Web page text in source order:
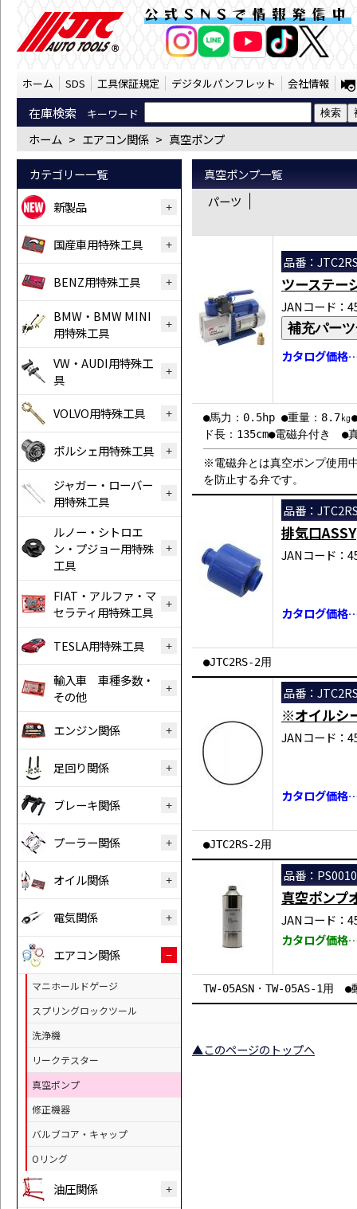
エアコン関係 真空ポンプ （SST
公式SNSで情報発信中
ホーム SDS 工具保証規定 デジタルパンフレット 会社情報
在庫検索 キーワード
ホーム > エアコン関係 > 真空ポンプ
カテゴリー一覧
新製品
国産車用特殊工具
BENZ用特殊工具
BMW・BMW MINI
用特殊工具
VW・AUDI用特殊工
具
VOLVO用特殊工具
ポルシェ用特殊工具
ジャガー・ローバー
用特殊工具
ルノー・シトロエ
ン・プジョー用特殊
工具
FIAT・アルファ・マ
セラティ用特殊工具
TESLA用特殊工具
輸入車 車種多数・
その他
エンジン関係
足回り関係
ブレーキ関係
プーラー関係
オイル関係
電気関係
エアコン関係
マニホールドゲージ
スプリングロックツール
洗浄機
リークテスター
真空ポンプ
修正機器
バルブコア・キャップ
Oリング
油圧関係
真空ポンプ一覧
パーツ
品番：
ツーステー
JANコード：
補充パー
カタログ価格
●馬力：0.5hp ●重量：8.7㎏●
ド長：135cm●電磁弁付き ●
※電磁弁とは真空ポンプ使用
を防止する弁です。
品番：
排気口ASSY
JANコード：
カタログ価格
●JTC2RS-2用
品番：
※オイルシ
JANコード：
カタログ価格
●JTC2RS-2用
品番：PS0010
真空ポンプ
JANコード：
カタログ価格
TW-05ASN・TW-05AS-1
▲このページのトップへ
AI商品コンシェルジ
オンライン